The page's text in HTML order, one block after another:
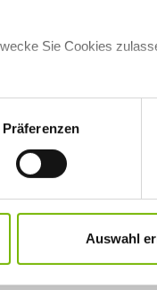
Sie Cookies
Präferenzen
Auswahl
innerlich schon
des
wichtiger, als